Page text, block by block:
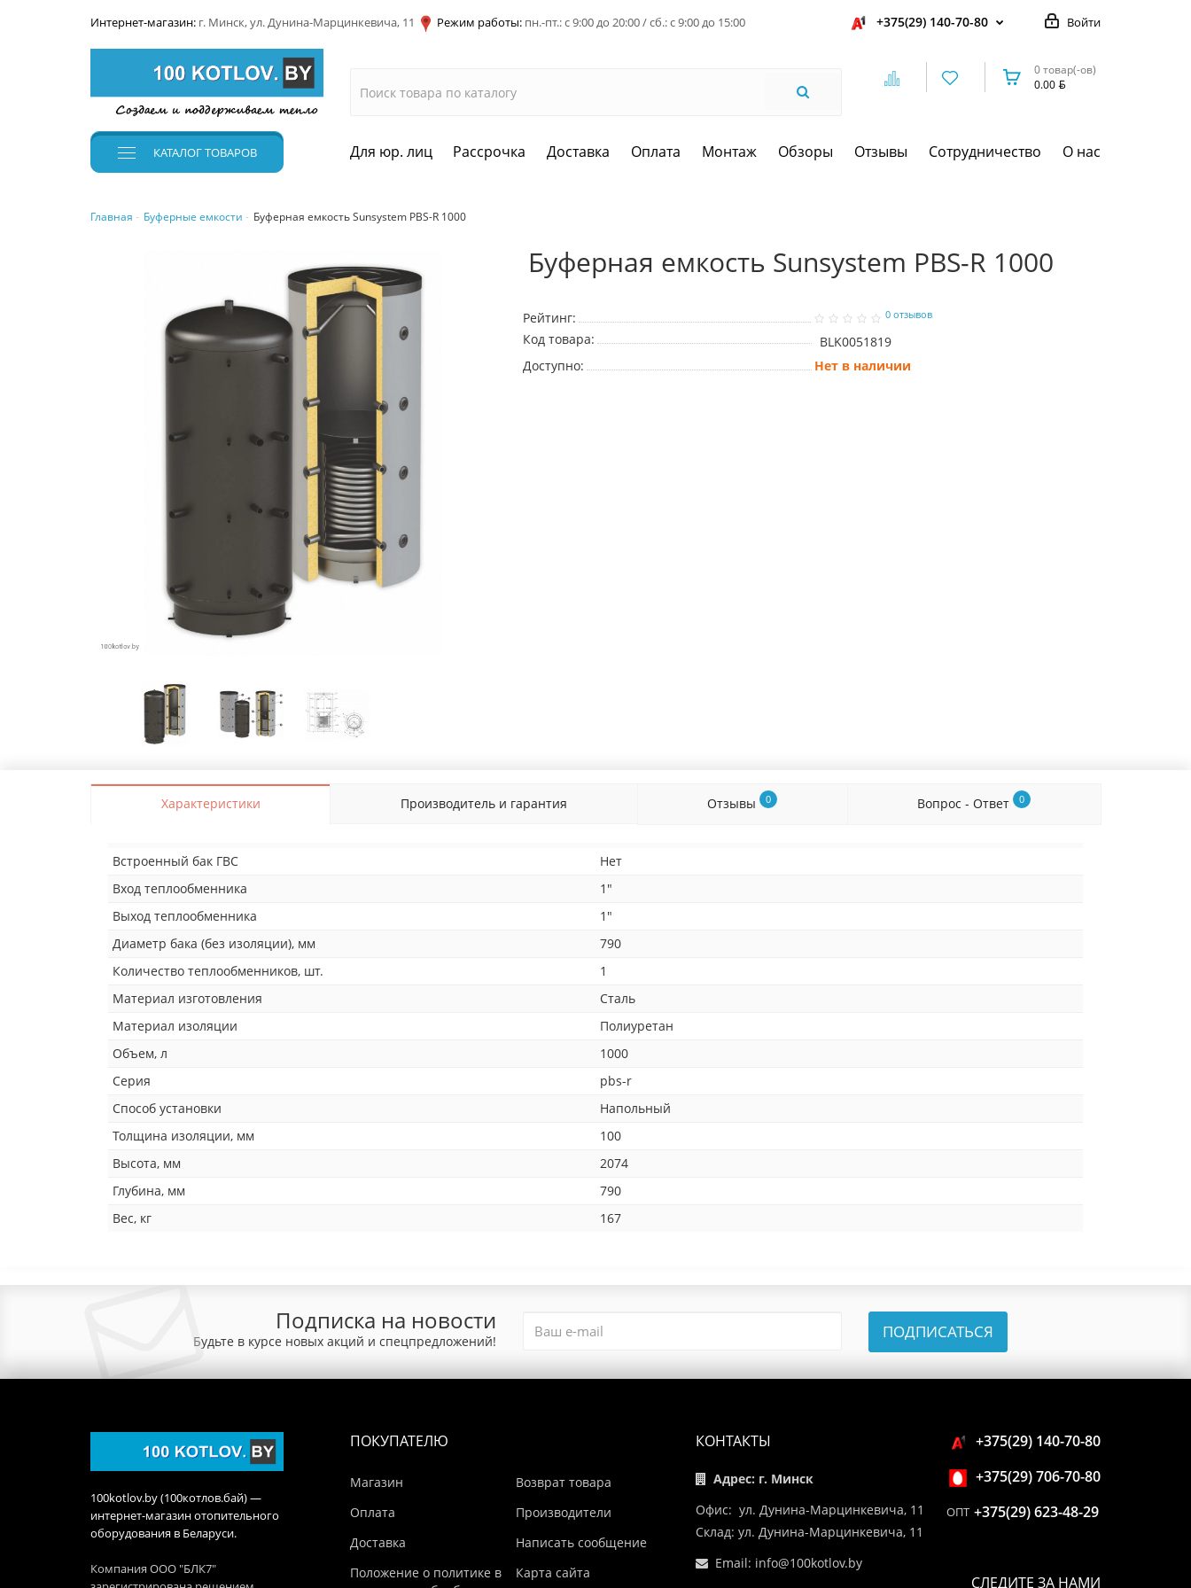
Интернет-магазин: г. Минск, ул. Дунина-Марцинкевича, 11 Режим работы: пн.-пт.: с 9:00 до 20:00 / сб.: с 9:00 до 15:00 Войти
+375(29) 140-70-80
0 товар(-ов)
0.00
КАТАЛОГТОВАРОВ Для юр. лиц Рассрочка Доставка Оплата Монтаж Обзоры Отзывы Сотрудничество О нас
Главная Буферные емкости Буферная емкость Sunsystem PBS-R 1000
Буферная емкость Sunsystem PBS-R 1000
Рейтинг: 0 отзывов
Код товара:
BLK0051819
Доступно:
Нет в наличии
Характеристики Производитель и гарантия Отзывы 0 Вопрос - Ответ 0
Встроенный бак ГВС
Нет
Вход теплообменника
1"
Выход теплообменника
1"
Диаметр бака (без изоляции), мм
790
Количество теплообменников, шт.
1
Материал изготовления
Сталь
Материал изоляции
Полиуретан
Объем, л
1000
Серия
pbs-r
Способ установки
Напольный
Толщина изоляции, мм
100
Высота, мм
2074
Глубина, мм
790
Вес, кг
167
Подписка на новости
Будьте в курсе новых акций и спецпредложений! ПОДПИСАТЬСЯ
100kotlov.by (100котлов.бай) —
интернет-магазин отопительного
оборудования в Беларуси.
Компания ООО "БЛК7"
ПОКУПАТЕЛЮ
Магазин
Оплата
Доставка
Положение о политике в
Возврат товара
Производители
Написать сообщение
Карта сайта
КОНТАКТЫ
Адрес: г. Минск
Офис: ул. Дунина-Марцинкевича, 11
Склад: ул. Дунина-Марцинкевича, 11
Email: info@100kotlov.by
+375(29) 140-70-80
+375(29) 706-70-80
ОПТ +375(29) 623-48-29
СЛЕДИТЕ ЗА НАМИ